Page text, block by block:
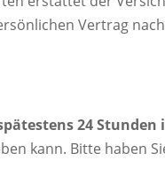
Vertrag
24 Stunden
kann. Bitte haben